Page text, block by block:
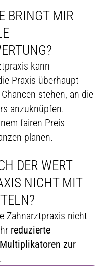
BRINGT MIR
kann
Praxis überhaupt
stehen, an die
anzuknüpfen.
fairen Preis
planen.
DER WERT
NICHT MIT
Zahnarztpraxis nicht
reduzierte
zur